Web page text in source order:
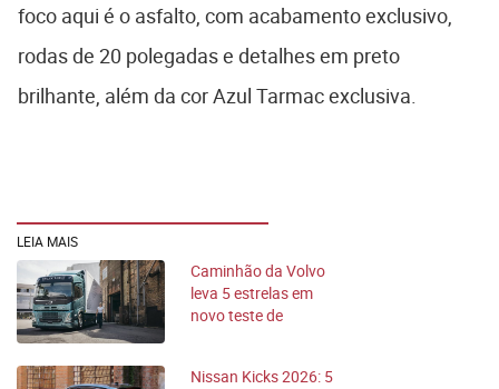
foco aqui é o asfalto, com acabamento exclusivo,
rodas de 20 polegadas e detalhes em preto
brilhante, além da cor Azul Tarmac exclusiva.
LEIA MAIS
Caminhão da Volvo
leva 5 estrelas em
novo teste de
Nissan Kicks 2026: 5